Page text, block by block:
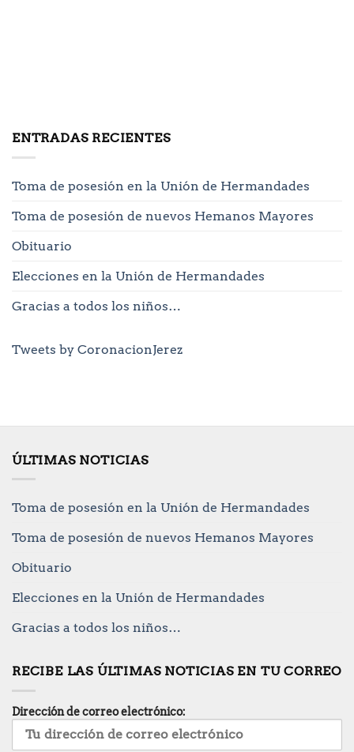
ENTRADAS RECIENTES
Toma de posesión en la Unión de Hermandades
Toma de posesión de nuevos Hemanos Mayores
Obituario
Elecciones en la Unión de Hermandades
Gracias a todos los niños…
Tweets by CoronacionJerez
ÚLTIMAS NOTICIAS
Toma de posesión en la Unión de Hermandades
Toma de posesión de nuevos Hemanos Mayores
Obituario
Elecciones en la Unión de Hermandades
Gracias a todos los niños…
RECIBE LAS ÚLTIMAS NOTICIAS EN TU CORREO
Dirección de correo electrónico: